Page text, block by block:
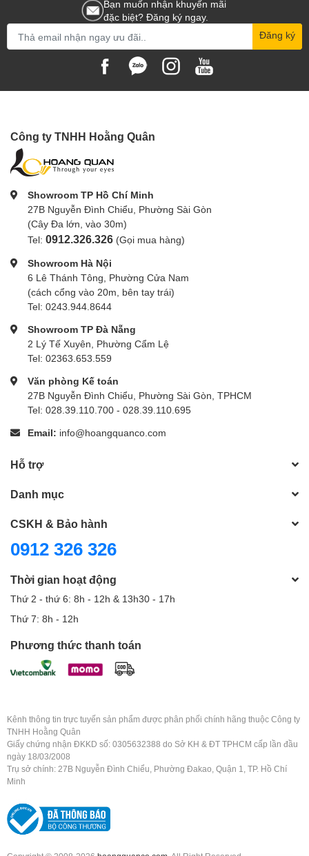
Bạn muốn nhận khuyến mãi
đặc biệt? Đăng ký ngay.
Đăng ký
Công ty TNHH Hoằng Quân
Showroom TP Hồ Chí Minh
27B Nguyễn Đình Chiểu, Phường Sài Gòn
(Cây Đa lớn, vào 30m)
Tel: 0912.326.326 (Gọi mua hàng)
Showroom Hà Nội
6 Lê Thánh Tông, Phường Cửa Nam
(cách cổng vào 20m, bên tay trái)
Tel: 0243.944.8644
Showroom TP Đà Nẵng
2 Lý Tế Xuyên, Phường Cẩm Lệ
Tel: 02363.653.559
Văn phòng Kế toán
27B Nguyễn Đình Chiểu, Phường Sài Gòn, TPHCM
Tel: 028.39.110.700 - 028.39.110.695
Email: info@hoangquanco.com
Hỗ trợ
Danh mục
CSKH & Bảo hành
0912 326 326
Thời gian hoạt động
Thứ 2 - thứ 6: 8h - 12h & 13h30 - 17h
Thứ 7: 8h - 12h
Phương thức thanh toán
Kênh thông tin trực tuyến sản phẩm được phân phối chính hãng thuộc Công ty
TNHH Hoằng Quân
Giấy chứng nhận ĐKKD số: 0305632388 do Sở KH & ĐT TPHCM cấp lần đầu
ngày 18/03/2008
Trụ sở chính: 27B Nguyễn Đình Chiểu, Phường Đakao, Quận 1, TP. Hồ Chí
Minh